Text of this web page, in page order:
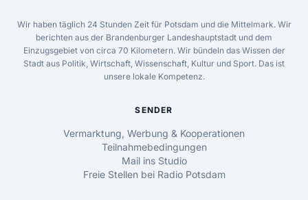
Wir haben täglich 24 Stunden Zeit für Potsdam und die Mittelmark. Wir
berichten aus der Brandenburger Landeshauptstadt und dem
Einzugsgebiet von circa 70 Kilometern. Wir bündeln das Wissen der
Stadt aus Politik, Wirtschaft, Wissenschaft, Kultur und Sport. Das ist
unsere lokale Kompetenz.
SENDER
Vermarktung, Werbung & Kooperationen
Teilnahmebedingungen
Mail ins Studio
Freie Stellen bei Radio Potsdam